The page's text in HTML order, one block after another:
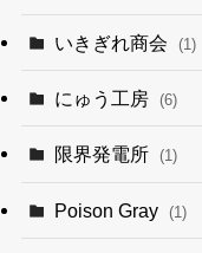
いきぎれ商会 (1)
にゅう工房 (6)
限界発電所 (1)
Poison Gray (1)